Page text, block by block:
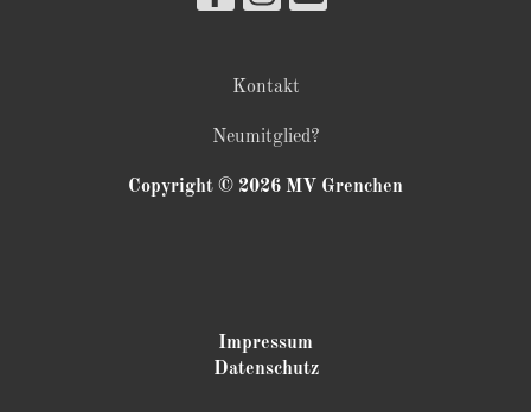
Kontakt
Neumitglied?
Copyright © 2026 MV Grenchen
Impressum
Datenschutz